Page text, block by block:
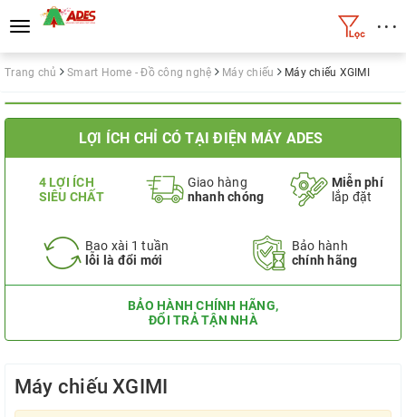
Toggle
navigation
• • •
Trang chủ Smart Home - Đồ công nghệ Máy chiếu Máy chiếu XGIMI
LỢI ÍCH CHỈ CÓ TẠI ĐIỆN MÁY ADES
4 LỢI ÍCH
SIÊU CHẤT
Giao hàng
nhanh chóng
Miễn phí
lắp đặt
Bao xài 1 tuần
lỗi là đổi mới
Bảo hành
chính hãng
BẢO HÀNH CHÍNH HÃNG,
ĐỔI TRẢ TẬN NHÀ
Máy chiếu XGIMI